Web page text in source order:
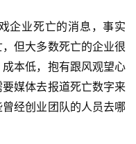
企业死亡的消息，事实
，但大多数死亡的企业很
本低，抱有跟风观望心
媒体去报道死亡数字来
经创业团队的人员去哪